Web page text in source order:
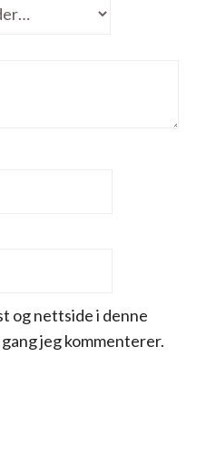
og nettside i denne
jeg kommenterer.